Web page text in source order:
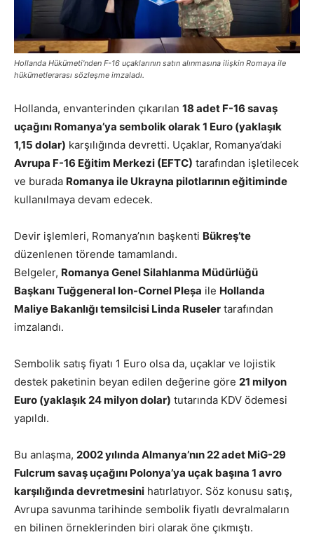
Hollanda Hükümeti'nden F-16 uçaklarının satın alınmasına ilişkin Romaya ile
hükümetlerarası sözleşme imzaladı.
Hollanda, envanterinden çıkarılan 18 adet F-16 savaş
uçağını Romanya’ya sembolik olarak 1 Euro (yaklaşık
1,15 dolar) karşılığında devretti. Uçaklar, Romanya’daki
Avrupa F-16 Eğitim Merkezi (EFTC) tarafından işletilecek
ve burada Romanya ile Ukrayna pilotlarının eğitiminde
kullanılmaya devam edecek.
Devir işlemleri, Romanya’nın başkenti Bükreş’te
düzenlenen törende tamamlandı.
Belgeler, Romanya Genel Silahlanma Müdürlüğü
Başkanı Tuğgeneral Ion-Cornel Pleșa ile Hollanda
Maliye Bakanlığı temsilcisi Linda Ruseler tarafından
imzalandı.
Sembolik satış fiyatı 1 Euro olsa da, uçaklar ve lojistik
destek paketinin beyan edilen değerine göre 21 milyon
Euro (yaklaşık 24 milyon dolar) tutarında KDV ödemesi
yapıldı.
Bu anlaşma, 2002 yılında Almanya’nın 22 adet MiG-29
Fulcrum savaş uçağını Polonya’ya uçak başına 1 avro
karşılığında devretmesini hatırlatıyor. Söz konusu satış,
Avrupa savunma tarihinde sembolik fiyatlı devralmaların
en bilinen örneklerinden biri olarak öne çıkmıştı.